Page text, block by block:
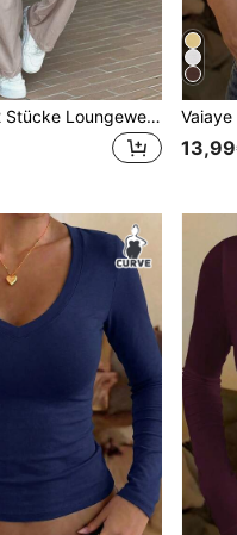
Vaiaye Damen 2 Stücke Loungewear-Set aus reiner Baumwolle Einfarbig, Top, Herbst Lässig Sport Set Sommer Elegant